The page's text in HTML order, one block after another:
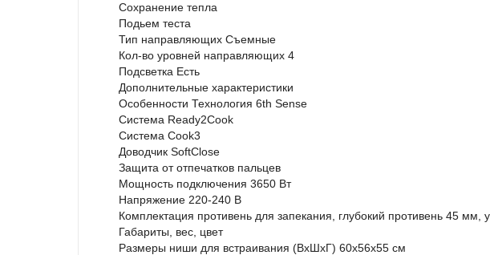
Сохранение тепла
Подьем теста
Тип направляющих Съемные
Кол-во уровней направляющих 4
Подсветка Есть
Дополнительные характеристики
Особенности Технология 6th Sense
Система Ready2Cook
Система Cook3
Доводчик SoftClose
Защита от отпечатков пальцев
Мощность подключения 3650 Вт
Напряжение 220-240 В
Комплектация противень для запекания, глубокий противень 45 мм,
Габариты, вес, цвет
Размеры ниши для встраивания (ВхШхГ) 60х56х55 см